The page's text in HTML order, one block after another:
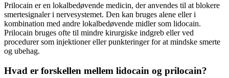
Prilocain er en lokalbedøvende medicin, der anvendes til at blokere
smertesignaler i nervesystemet. Den kan bruges alene eller i
kombination med andre lokalbedøvende midler som lidocain.
Prilocain bruges ofte til mindre kirurgiske indgreb eller ved
procedurer som injektioner eller punkteringer for at mindske smerte
og ubehag.
Hvad er forskellen mellem lidocain og prilocain?